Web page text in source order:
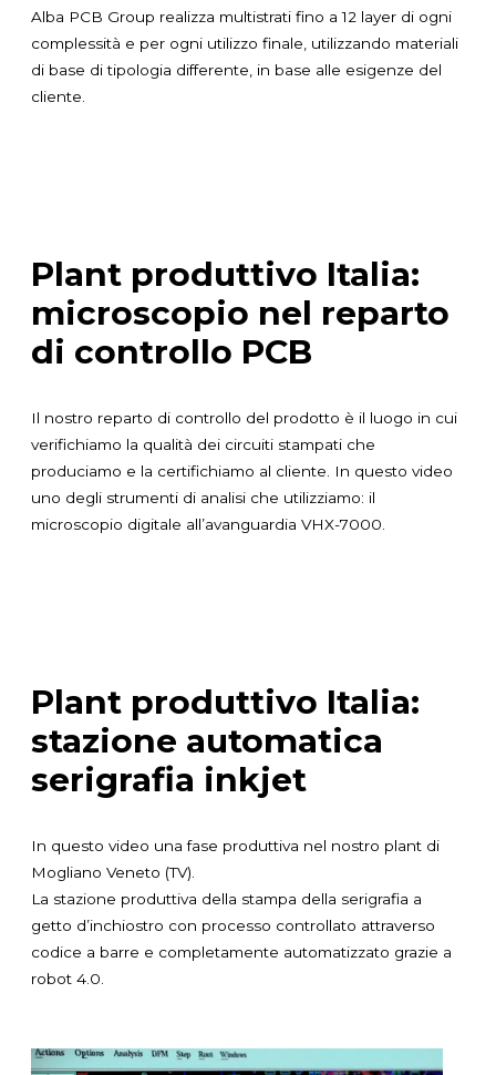
Alba PCB Group realizza multistrati fino a 12 layer di ogni
complessità e per ogni utilizzo finale, utilizzando materiali
di base di tipologia differente, in base alle esigenze del
cliente.
Plant produttivo Italia:
microscopio nel reparto
di controllo PCB
Il nostro reparto di controllo del prodotto è il luogo in cui
verifichiamo la qualità dei circuiti stampati che
produciamo e la certifichiamo al cliente. In questo video
uno degli strumenti di analisi che utilizziamo: il
microscopio digitale all’avanguardia VHX-7000.
Plant produttivo Italia:
stazione automatica
serigrafia inkjet
In questo video una fase produttiva nel nostro plant di
Mogliano Veneto (TV).
La stazione produttiva della stampa della serigrafia a
getto d’inchiostro con processo controllato attraverso
codice a barre e completamente automatizzato grazie a
robot 4.0.